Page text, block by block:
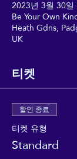
2023년 3월 30
Be Your Own
Heath Gdns,
UK
티켓
할인 종료
티켓 유형
Standard